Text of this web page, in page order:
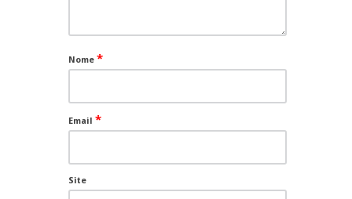
Nome *
Email *
Site